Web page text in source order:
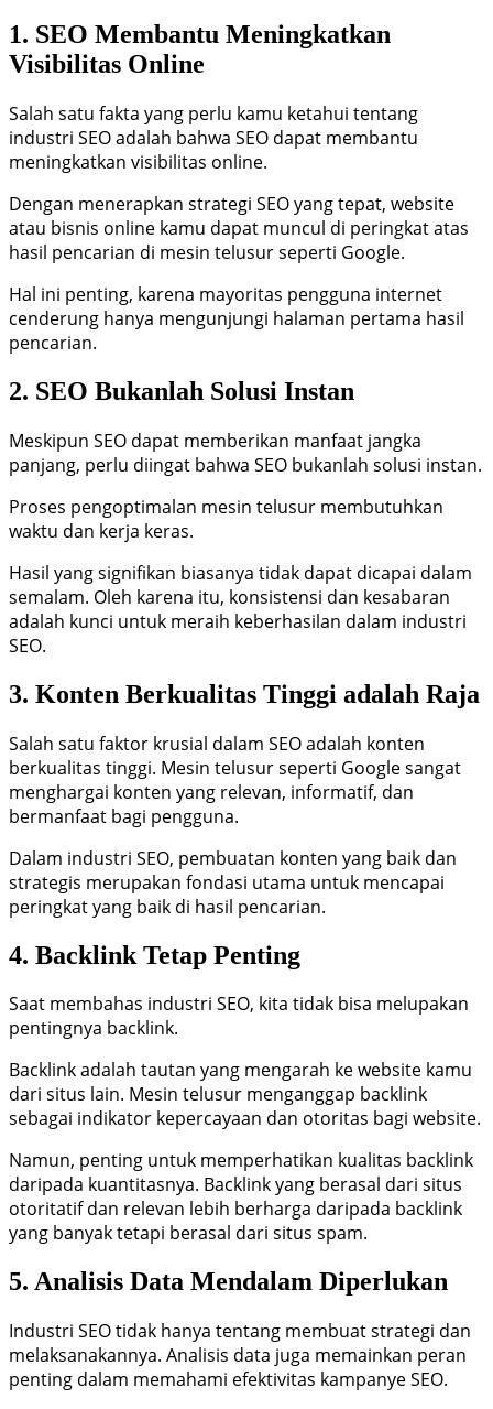
1. SEO Membantu Meningkatkan
Visibilitas Online
Salah satu fakta yang perlu kamu ketahui tentang
industri SEO adalah bahwa SEO dapat membantu
meningkatkan visibilitas online.
Dengan menerapkan strategi SEO yang tepat, website
atau bisnis online kamu dapat muncul di peringkat atas
hasil pencarian di mesin telusur seperti Google.
Hal ini penting, karena mayoritas pengguna internet
cenderung hanya mengunjungi halaman pertama hasil
pencarian.
2. SEO Bukanlah Solusi Instan
Meskipun SEO dapat memberikan manfaat jangka
panjang, perlu diingat bahwa SEO bukanlah solusi instan.
Proses pengoptimalan mesin telusur membutuhkan
waktu dan kerja keras.
Hasil yang signifikan biasanya tidak dapat dicapai dalam
semalam. Oleh karena itu, konsistensi dan kesabaran
adalah kunci untuk meraih keberhasilan dalam industri
SEO.
3. Konten Berkualitas Tinggi adalah Raja
Salah satu faktor krusial dalam SEO adalah konten
berkualitas tinggi. Mesin telusur seperti Google sangat
menghargai konten yang relevan, informatif, dan
bermanfaat bagi pengguna.
Dalam industri SEO, pembuatan konten yang baik dan
strategis merupakan fondasi utama untuk mencapai
peringkat yang baik di hasil pencarian.
4. Backlink Tetap Penting
Saat membahas industri SEO, kita tidak bisa melupakan
pentingnya backlink.
Backlink adalah tautan yang mengarah ke website kamu
dari situs lain. Mesin telusur menganggap backlink
sebagai indikator kepercayaan dan otoritas bagi website.
Namun, penting untuk memperhatikan kualitas backlink
daripada kuantitasnya. Backlink yang berasal dari situs
otoritatif dan relevan lebih berharga daripada backlink
yang banyak tetapi berasal dari situs spam.
5. Analisis Data Mendalam Diperlukan
Industri SEO tidak hanya tentang membuat strategi dan
melaksanakannya. Analisis data juga memainkan peran
penting dalam memahami efektivitas kampanye SEO.